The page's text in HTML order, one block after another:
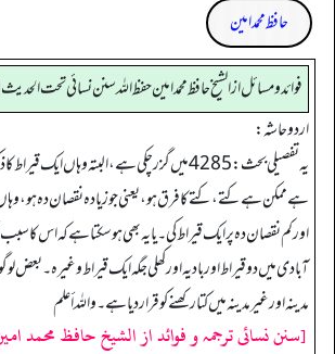
حافظ محمد امین
فوائد ومسائل از الشيخ حافظ محمد امين حفظ الله سنن نسائي تحت الحديث4289
اردو حاشہ:
یہ تفصیلی بحث:4285 میں گزر چکی ہے، البتہ وہاں ایک
ہے ممکن ہے کتے، کتے کا فرق ہو، یعنی جو زیادہ نقصان دہ ہو،
اور کم نقصان دہ پر ایک قیراط کی۔ یا یہ بھی ہوسکتا ہے کہ اس کا
آبادی میں دو قیراط اور بادیہ اور کھلی جگہ ایک قیراط وغیرہ۔
مدینہ اور غیر مدینہ میں کتا رکھنے کو قرار دیا ہے۔ واللہ أعلم
[سنن نسائی ترجمہ و فوائد از الشیخ حافظ محمد